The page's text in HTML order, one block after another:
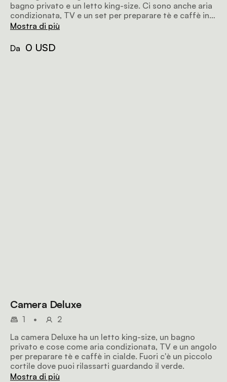
bagno privato e un letto king-size. Ci sono anche aria
condizionata, TV e un set per preparare tè e caffè in
cialde.
Mostra di più
Da 0 USD
Camera Deluxe
1 •
2
La camera Deluxe ha un letto king-size, un bagno
privato e cose come aria condizionata, TV e un angolo
per preparare tè e caffè in cialde. Fuori c'è un piccolo
cortile dove puoi rilassarti guardando il verde.
Mostra di più